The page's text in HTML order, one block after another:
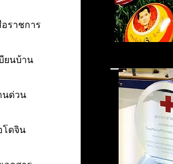
ราชการ
ยนบ้าน
นด่วน
โดจิน